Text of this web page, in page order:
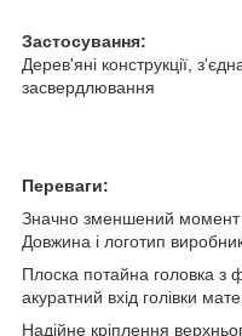
Застосування:
Дерев'яні конструкції,
засвердлювання
Переваги:
Значно зменшений момент
Довжина і логотип
Плоска потайна головка
акуратний вхід голівки
Надійне кріплення